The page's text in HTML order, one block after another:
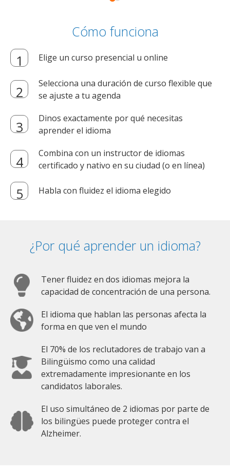
Cómo funciona
Elige un curso presencial u online
Selecciona una duración de curso flexible que
se ajuste a tu agenda
Dinos exactamente por qué necesitas
aprender el idioma
Combina con un instructor de idiomas
certificado y nativo en su ciudad (o en línea)
Habla con fluidez el idioma elegido
¿Por qué aprender un idioma?
Tener fluidez en dos idiomas mejora la
capacidad de concentración de una persona.
El idioma que hablan las personas afecta la
forma en que ven el mundo
El 70% de los reclutadores de trabajo van a
Bilingüismo como una calidad
extremadamente impresionante en los
candidatos laborales.
El uso simultáneo de 2 idiomas por parte de
los bilingües puede proteger contra el
Alzheimer.